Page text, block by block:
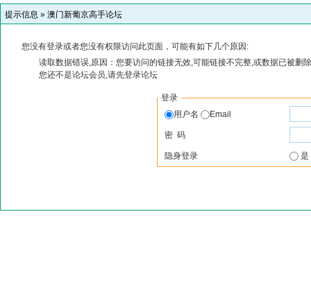
提示信息 » 澳门新葡京高手论坛
您没有登录或者您没有权限访问此页面，可能有如下几个原因:
读取数据错误,原因：您要访问的链接无效,可能链接不完整,或数据已被删
您还不是论坛会员,请先登录论坛
登录
用户名
Email
密 码
隐身登录